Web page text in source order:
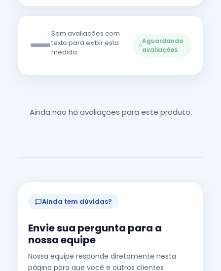
—Sem avaliações com
texto para exibir esta
medida.
Aguardando
avaliações
Ainda não há avaliações para este produto.
Ainda tem dúvidas?
Envie sua pergunta para a
nossa equipe
Nossa equipe responde diretamente nesta
página para que você e outros clientes